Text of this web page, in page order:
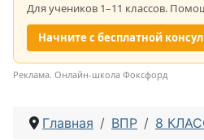
Для учеников 1–11 классов.
Начните с бесплатной
Реклама. Онлайн-школа Фоксфорд
Главная ВПР 8